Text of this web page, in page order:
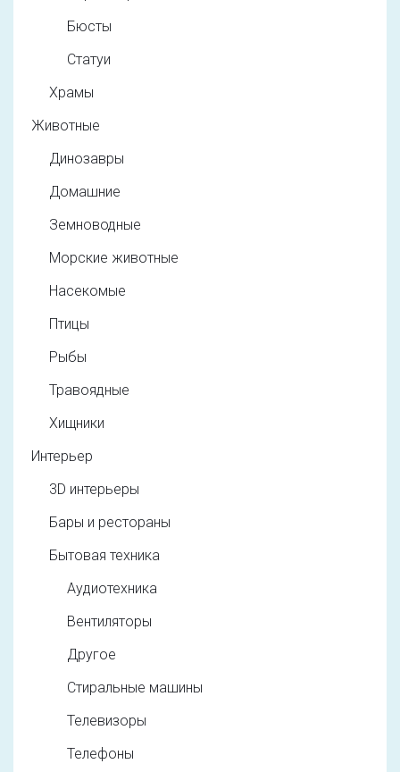
Бюсты
Статуи
Храмы
Животные
Динозавры
Домашние
Земноводные
Морские животные
Насекомые
Птицы
Рыбы
Травоядные
Хищники
Интерьер
3D интерьеры
Бары и рестораны
Бытовая техника
Аудиотехника
Вентиляторы
Другое
Стиральные машины
Телевизоры
Телефоны